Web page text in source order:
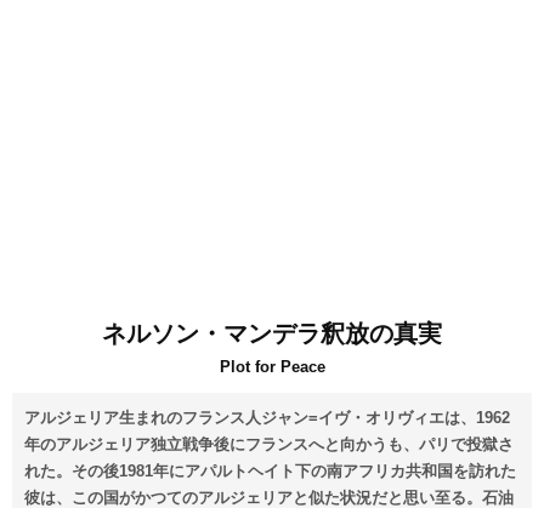
ネルソン・マンデラ釈放の真実
Plot for Peace
アルジェリア生まれのフランス人ジャン=イヴ・オリヴィエは、1962
年のアルジェリア独立戦争後にフランスへと向かうも、パリで投獄さ
れた。その後1981年にアパルトヘイト下の南アフリカ共和国を訪れた
彼は、この国がかつてのアルジェリアと似た状況だと思い至る。石油